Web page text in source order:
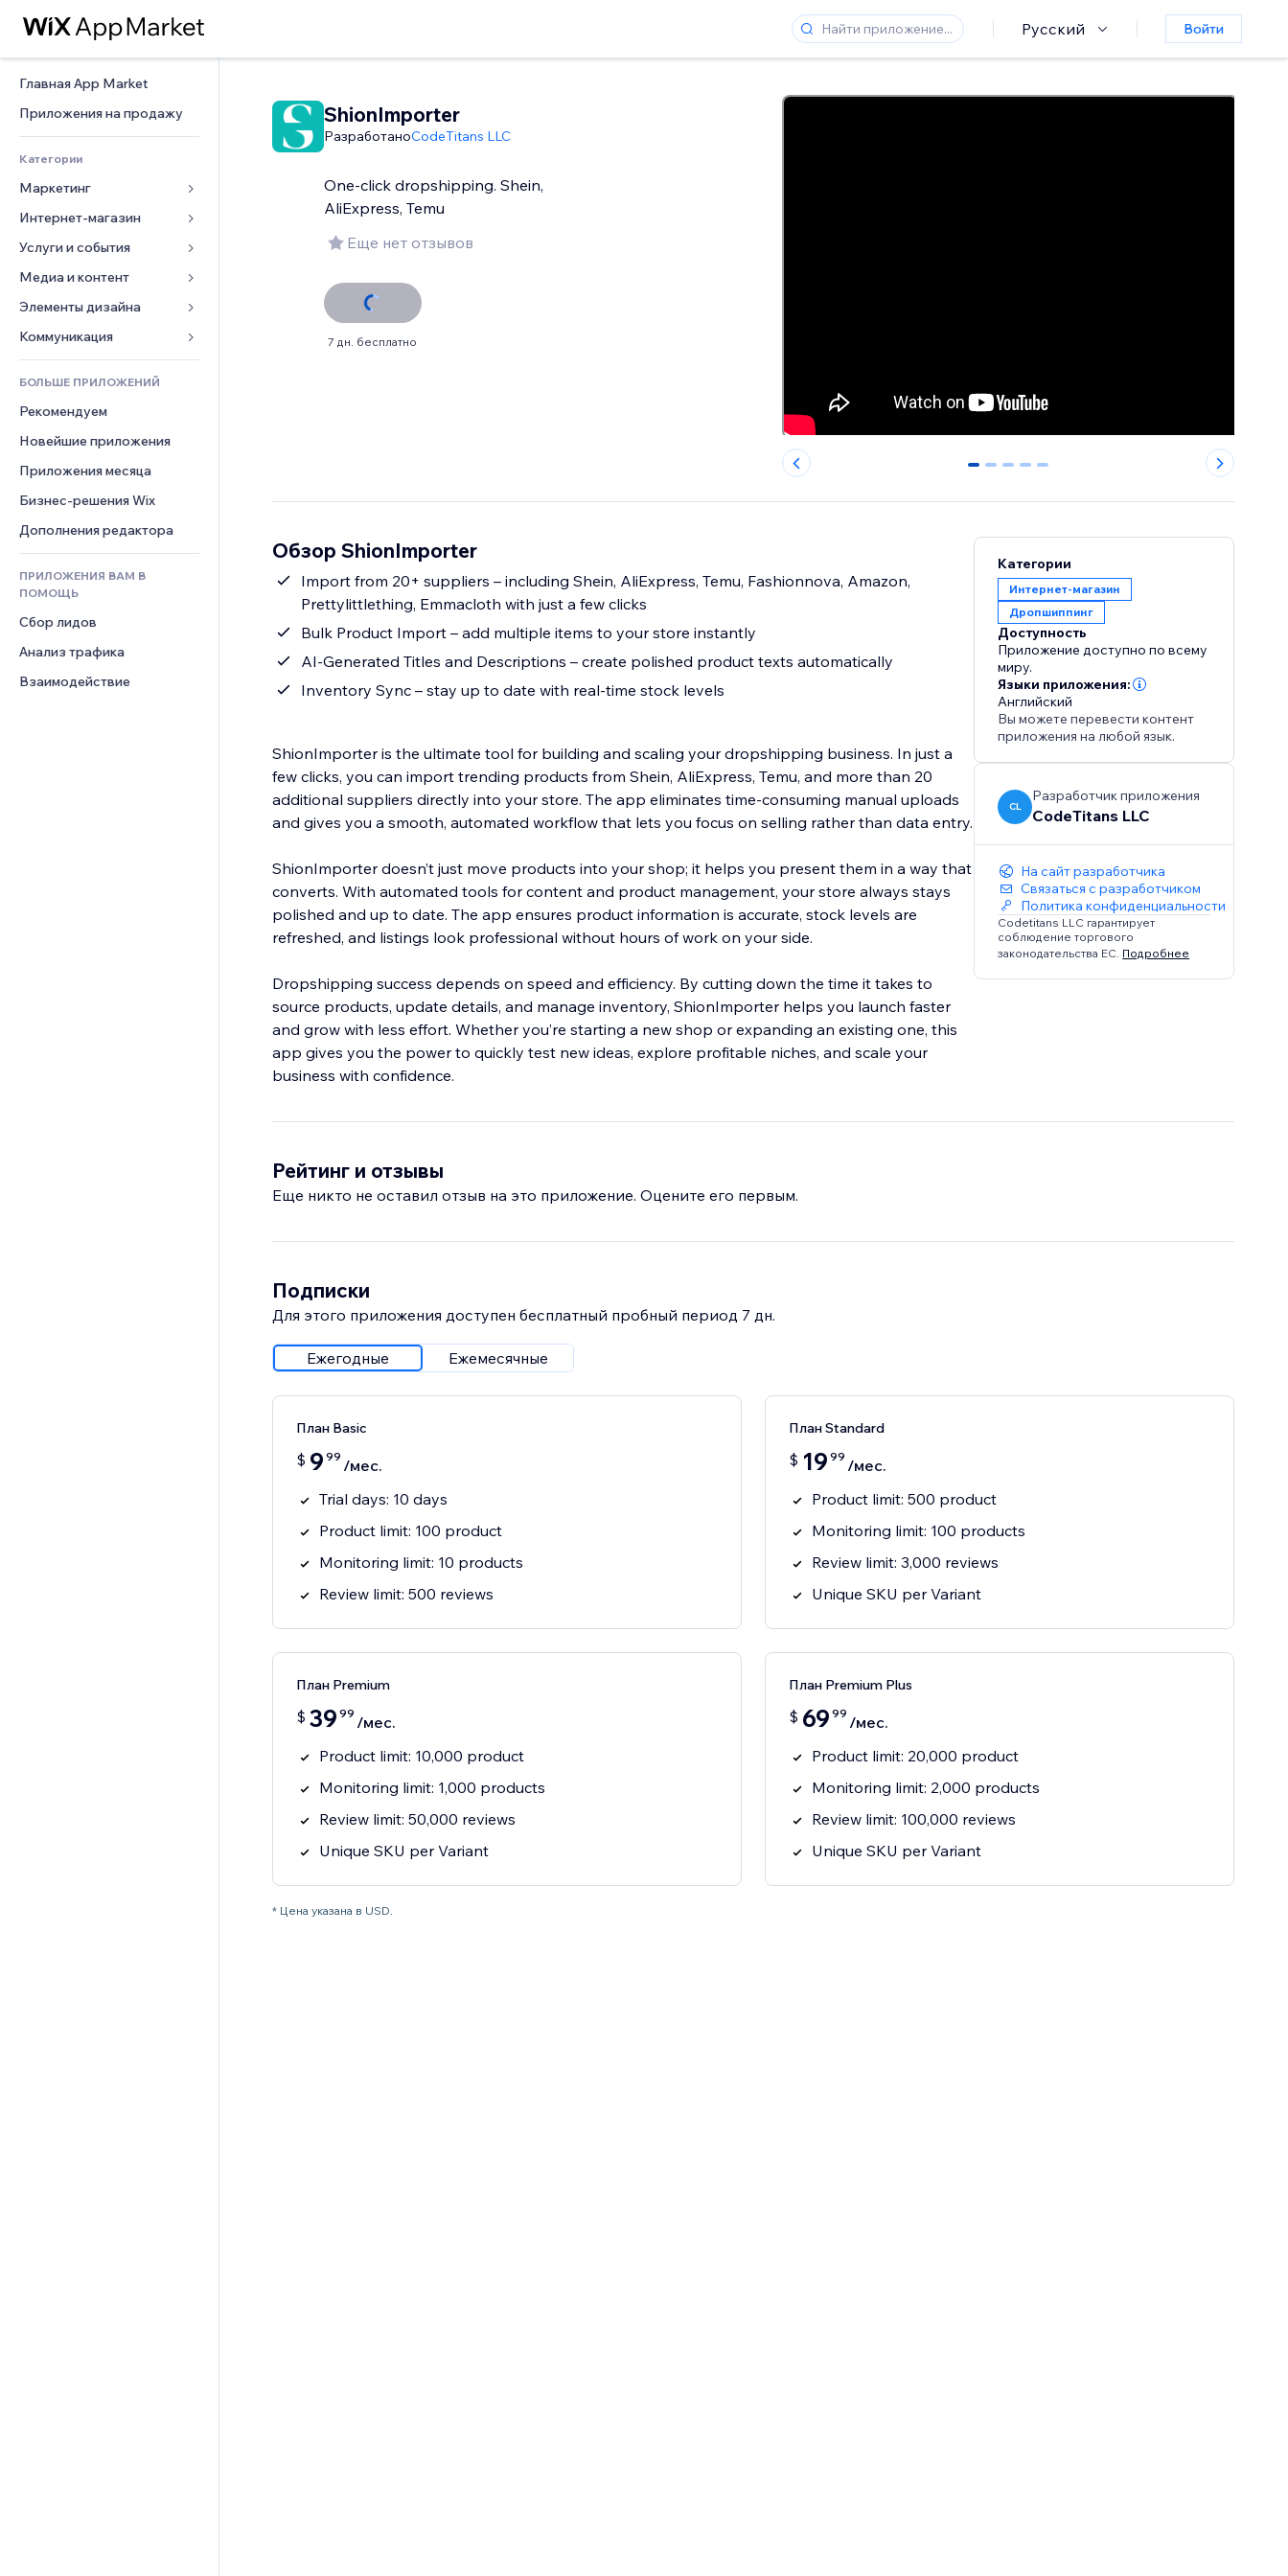
Русский Войти
Главная App Market
Приложения на продажу
Категории
Маркетинг
Реклама
Моб. версия
Веб-аналитика
Списки сайтов
Эл. почта
Интернет-магазин
Приложения для магазинов
Доставка
Кнопки продаж
Бухгалтерский учет
Купоны и лояльность
Складские услуги
Еда и напитки
Услуги и события
Отели
События
Рестораны
Недвижимость
Онлайн-запись
Медиа и контент
Галерея
Музыка
Подкасты
Фотография
Видео
PDF
Обмен файлами
Новости
Элементы дизайна
Карты и навигация
Конфиденциальность и
безопасность
Часы
Баннеры и значки
Калькуляторы
Погода
Графики и таблицы
Формы
Опросы
Чат
Комментарии
Телефон
Сообщество
Отзывы и комментарии
Управление отношениями с
клиентом (CRM)
БОЛЬШЕ ПРИЛОЖЕНИЙ
Рекомендуем
Новейшие приложения
Приложения месяца
Бизнес-решения Wix
Дополнения редактора
ПРИЛОЖЕНИЯ ВАМ В
ПОМОЩЬ
Сбор лидов
Анализ трафика
Взаимодействие
ShionImporter
РазработаноCodeTitans LLC
One-click dropshipping. Shein,
AliExpress, Temu
Еще нет отзывов
7 дн. бесплатно
0 1 2 3 4
Обзор ShionImporter
Import from 20+ suppliers – including Shein, AliExpress, Temu, Fashionnova, Amazon,
Prettylittlething, Emmacloth with just a few clicks
Bulk Product Import – add multiple items to your store instantly
AI-Generated Titles and Descriptions – create polished product texts automatically
Inventory Sync – stay up to date with real-time stock levels
ShionImporter is the ultimate tool for building and scaling your dropshipping business. In just a
few clicks, you can import trending products from Shein, AliExpress, Temu, and more than 20
additional suppliers directly into your store. The app eliminates time-consuming manual uploads
and gives you a smooth, automated workflow that lets you focus on selling rather than data entry.
ShionImporter doesn’t just move products into your shop; it helps you present them in a way that
converts. With automated tools for content and product management, your store always stays
polished and up to date. The app ensures product information is accurate, stock levels are
refreshed, and listings look professional without hours of work on your side.
Dropshipping success depends on speed and efficiency. By cutting down the time it takes to
source products, update details, and manage inventory, ShionImporter helps you launch faster
and grow with less effort. Whether you’re starting a new shop or expanding an existing one, this
app gives you the power to quickly test new ideas, explore profitable niches, and scale your
business with confidence.
Категории
Интернет-магазин
Дропшиппинг
Доступность
Приложение доступно по всему
миру.
Языки приложения:
Английский
Вы можете перевести контент
приложения на любой язык.
CL
Разработчик приложения
CodeTitans LLC
На сайт разработчика
Связаться с разработчиком
Политика конфиденциальности
Codetitans LLC гарантирует
соблюдение торгового
законодательства ЕС. Подробнее
Рейтинг и отзывы
Еще никто не оставил отзыв на это приложение. Оцените его первым.
Подписки
Для этого приложения доступен бесплатный пробный период 7 дн.
Ежегодные Ежемесячные
План Basic
$ 9 99 /мес.
Trial days: 10 days
Product limit: 100 product
Monitoring limit: 10 products
Review limit: 500 reviews
План Standard
$ 19 99 /мес.
Product limit: 500 product
Monitoring limit: 100 products
Review limit: 3,000 reviews
Unique SKU per Variant
План Premium
$ 39 99 /мес.
Product limit: 10,000 product
Monitoring limit: 1,000 products
Review limit: 50,000 reviews
Unique SKU per Variant
План Premium Plus
$ 69 99 /мес.
Product limit: 20,000 product
Monitoring limit: 2,000 products
Review limit: 100,000 reviews
Unique SKU per Variant
* Цена указана в USD.